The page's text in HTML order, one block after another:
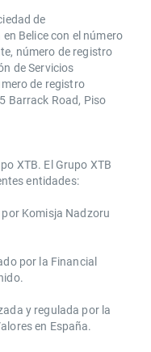
de
Belice con el número
número de registro
de Servicios
de registro
Barrack Road, Piso
XTB. El Grupo XTB
entidades:
Komisja Nadzoru
por la ​Financial
y regulada por la
en España.